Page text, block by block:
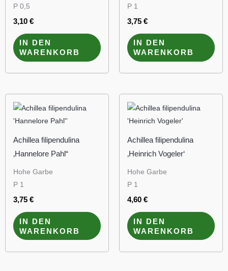
P 0,5
3,10 €
IN DEN
WARENKORB
P 1
3,75 €
IN DEN
WARENKORB
Achillea filipendulina
‚Hannelore Pahl“
Hohe Garbe
P 1
3,75 €
IN DEN
WARENKORB
Achillea filipendulina
‚Heinrich Vogeler‘
Hohe Garbe
P 1
4,60 €
IN DEN
WARENKORB